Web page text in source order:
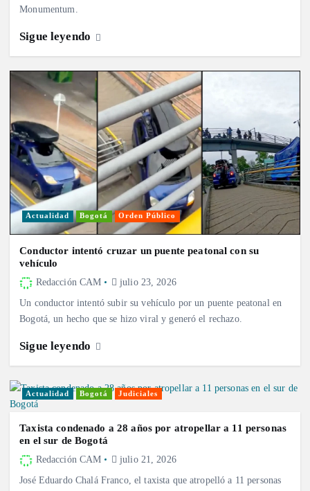
Monumentum.
Sigue leyendo
Actualidad Bogotá Orden Público
Conductor intentó cruzar un puente peatonal con su
vehículo
Redacción CAM julio 23, 2026
Un conductor intentó subir su vehículo por un puente peatonal en
Bogotá, un hecho que se hizo viral y generó el rechazo.
Sigue leyendo
Actualidad Bogotá Judiciales
Taxista condenado a 28 años por atropellar a 11 personas
en el sur de Bogotá
Redacción CAM julio 21, 2026
José Eduardo Chalá Franco, el taxista que atropelló a 11 personas